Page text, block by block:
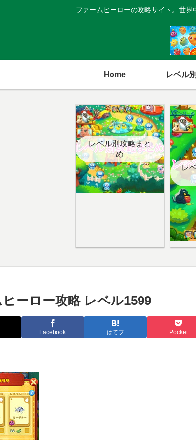
ファームヒーローの攻略サイト。世界
Home レベル
レベル別攻略まと
め
レ
ーロー攻略 レベル1599
Facebook はてブ Pocket